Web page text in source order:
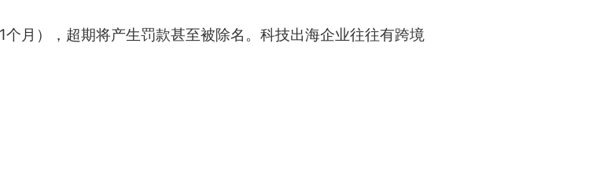
月），超期将产生罚款甚至被除名。科技出海企业往往有跨境